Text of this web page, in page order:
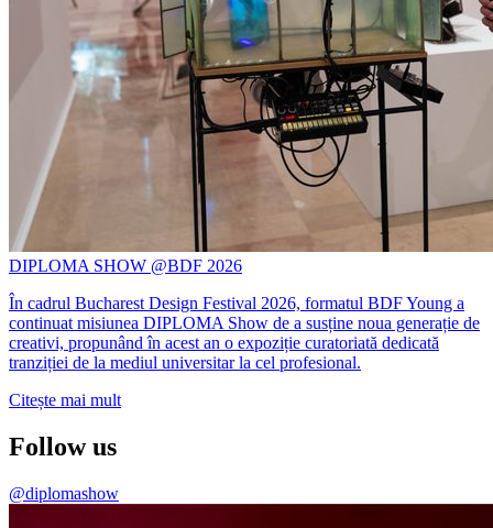
DIPLOMA SHOW @BDF 2026
În cadrul Bucharest Design Festival 2026, formatul BDF Young a
continuat misiunea DIPLOMA Show de a susține noua generație de
creativi, propunând în acest an o expoziție curatoriată dedicată
tranziției de la mediul universitar la cel profesional.
Citește mai mult
Follow us
@diplomashow